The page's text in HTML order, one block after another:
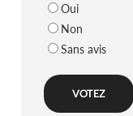
Oui
Non
Sans avis